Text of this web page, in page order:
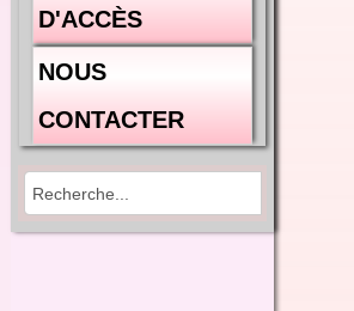
D'ACCÈS
NOUS
CONTACTER